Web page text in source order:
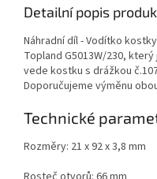
Detailní popis
Náhradní díl - Vodítko
Topland G5013W/230,
vede kostku s drážkou
Doporučujeme výměnu
Technické
Rozměry: 21 x 92 x 3,8 mm